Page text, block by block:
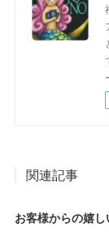
関連記事
お客様からの嬉